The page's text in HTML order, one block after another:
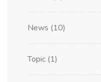
News (10)
Topic (1)